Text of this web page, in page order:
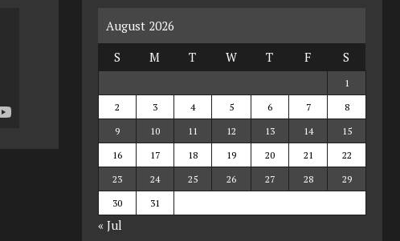
August 2026
S
M T W T F S
1
2
3 4 5 6 7
8
9
10 11 12 13 14
15
16
17 18 19 20 21
22
23
24 25 26 27 28
29
30
31
« Jul